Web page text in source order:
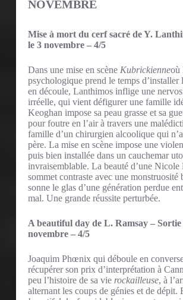
NOVEMBRE
Mise à mort du cerf sacré de Y.
le 3 novembre – 4/5
Dans une mise en scène Kubrickienneoù
psychologique prend le temps d’installer
en découle, Lanthimos inflige une
irréelle, qui vient défigurer une famille
Keoghan impose sa peau grasse et sa
pour foutre en l’air à travers une
famille d’un chirurgien alcoolique qui
père. La mise en scène impose une
puis bien installée dans un cauchemar
invraisemblable. La beauté d’une Nicole
sommet contraste avec une monstruosité
sonne le glas d’une génération perdue
mal. Une grande réussite perturbée.
A beautiful day de L. Ramsay – Sortie
novembre – 4/5
Joaquim Phœnix qui déboule en
récupérer son prix d’interprétation à
peu l’histoire de sa vie rockailleuse, à
alternant les coups de génies et de dépit.